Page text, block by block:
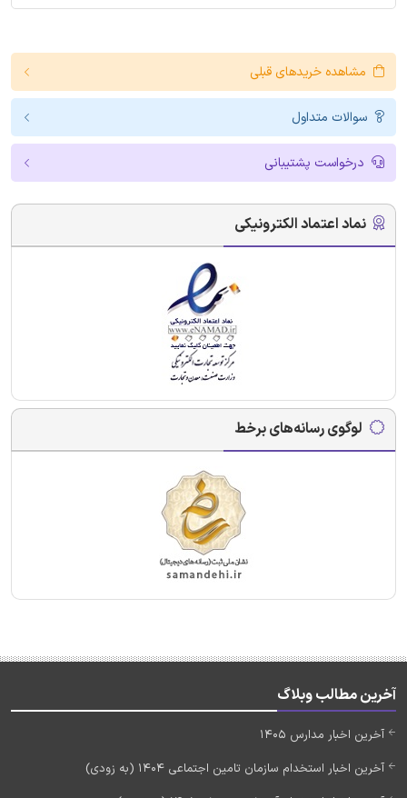
مشاهده خریدهای قبلی
سوالات متداول
درخواست پشتیبانی
نماد اعتماد الکترونیکی
لوگوی رسانه‌های برخط
آخرین مطالب وبلاگ
آخرین اخبار مدارس 1405
آخرین اخبار استخدام سازمان تامین اجتماعی 1404 (به زودی)